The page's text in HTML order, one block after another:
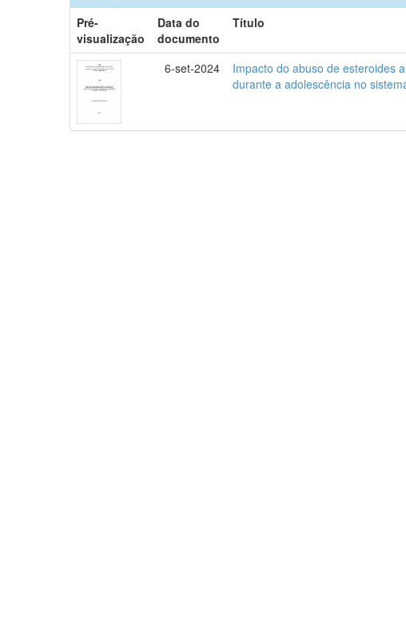
Pré-
visualização
Data do
documento
Título
6-set-2024
Impacto do abuso de esteroides
durante a adolescência no